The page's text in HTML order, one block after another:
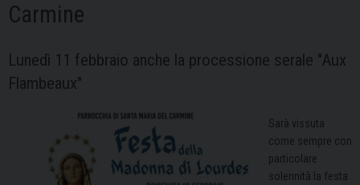
Carmine
Lunedì 11 febbraio anche la processione serale "Aux
Flambeaux"
Sarà vissuta
come sempre con
particolare
solennità la festa